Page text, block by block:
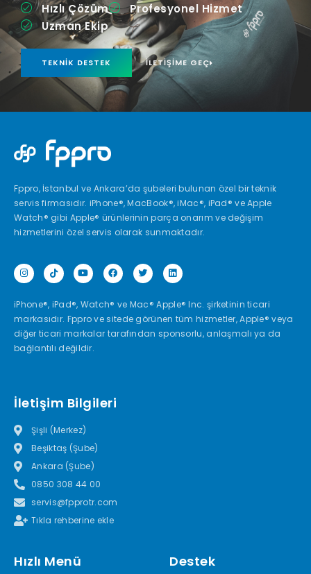
Hızlı Çözüm
Profesyonel Hizmet
Uzman Ekip
TEKNIK DESTEK İLETIŞIME GEÇ
Fppro, İstanbul ve Ankara’da şubeleri bulunan özel bir teknik
servis firmasıdır. iPhone®, MacBook®, iMac®, iPad® ve Apple
Watch® gibi Apple® ürünlerinin parça onarım ve değişim
hizmetlerini özel servis olarak sunmaktadır.
iPhone®, iPad®, Watch® ve Mac® Apple® Inc. şirketinin ticari
markasıdır. Fppro ve sitede görünen tüm hizmetler, Apple® veya
diğer ticari markalar tarafından sponsorlu, anlaşmalı ya da
bağlantılı değildir.
İletişim Bilgileri
Şişli (Merkez)
Beşiktaş (Şube)
Ankara (Şube)
0850 308 44 00
servis@fpprotr.com
Tıkla rehberine ekle
Hızlı Menü Destek